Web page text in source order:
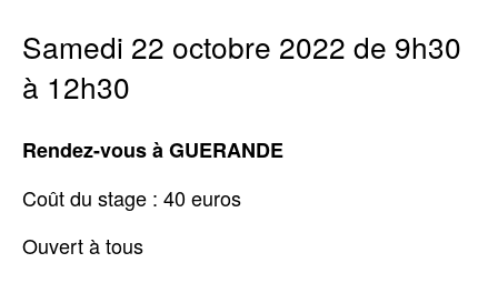
Samedi 22 octobre 2022 de 9h30
à 12h30
Rendez-vous à GUERANDE
Coût du stage : 40 euros
Ouvert à tous